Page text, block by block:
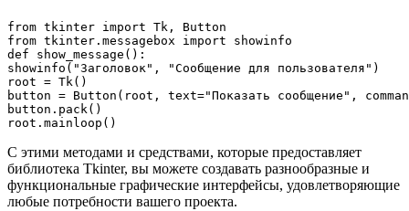
from tkinter import Tk, Button
from tkinter.messagebox import showinfo
def show_message():
showinfo("Заголовок", "Сообщение для пользователя")
root = Tk()
button = Button(root, text="Показать сообщение",
button.pack()
С этими методами и средствами, которые предоставляет
библиотека Tkinter, вы можете создавать разнообразные и
функциональные графические интерфейсы, удовлетворяющие
любые потребности вашего проекта.